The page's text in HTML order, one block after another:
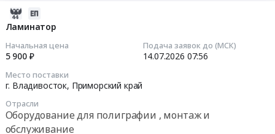
Ламинатор
Начальная цена
5 900 ₽
Подача заявок до (МСК)
14.07.2026 07:56
Место поставки
г. Владивосток, Приморский край
Отрасли
Оборудование для полиграфии , монтаж и
обслуживание